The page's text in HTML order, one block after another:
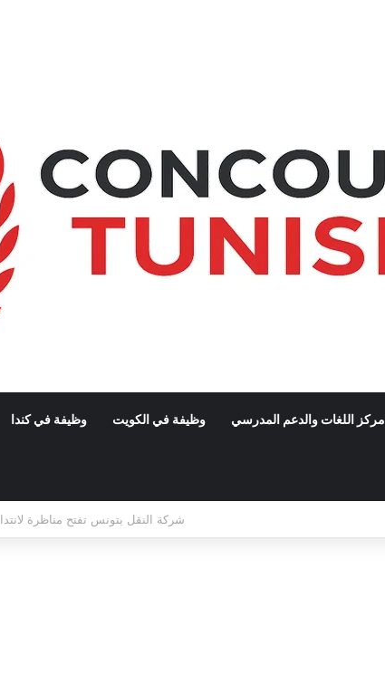
وظيفة في كندا وظيفة في الكويت مركز اللغات والدعم المدرسي
وزارة العدل: إعلان عن امتحانات مهنية